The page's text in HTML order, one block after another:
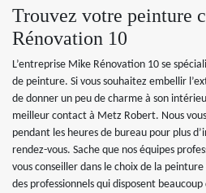
Trouvez votre peinture
Rénovation 10
L’entreprise Mike Rénovation 10 se
de peinture. Si vous souhaitez embellir
de donner un peu de charme à son
meilleur contact à Metz Robert. Nous
pendant les heures de bureau pour plus
rendez-vous. Sache que nos équipes
vous conseiller dans le choix de la
des professionnels qui disposent